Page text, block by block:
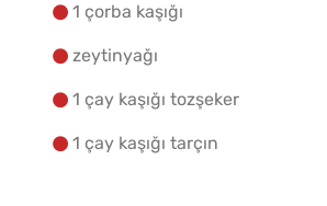
1 çorba kaşığı
zeytinyağı
1 çay kaşığı tozşeker
1 çay kaşığı tarçın